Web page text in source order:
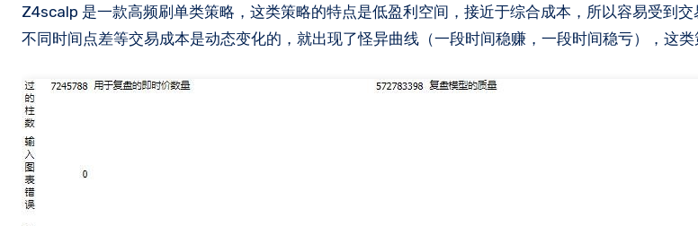
Z4scalp 是一款高频刷单类策略，这类策略的特点是低盈利空间，接近于综合成本，所以容易受到交易环境的影响。同一个品种
不同时间点差等交易成本是动态变化的，就出现了怪异曲线（一段时间稳赚，一段时间稳亏），这类